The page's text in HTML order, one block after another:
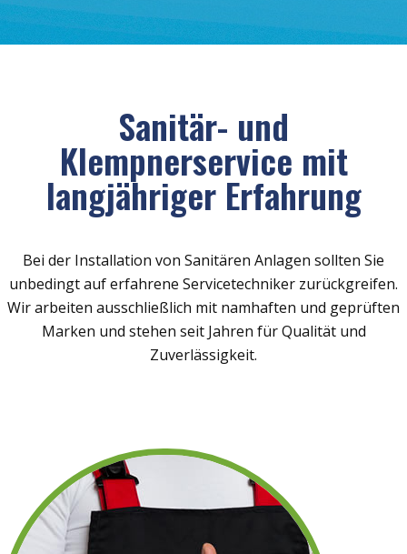
Sanitär- und
Klempnerservice mit
langjähriger Erfahrung
Bei der Installation von Sanitären Anlagen sollten Sie
unbedingt auf erfahrene Servicetechniker zurückgreifen.
Wir arbeiten ausschließlich mit namhaften und geprüften
Marken und stehen seit Jahren für Qualität und
Zuverlässigkeit.